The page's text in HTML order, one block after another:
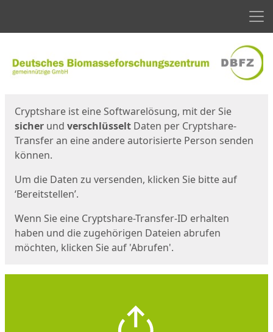
Cryptshare ist eine Softwarelösung, mit der Sie
sicher und verschlüsselt Daten per Cryptshare-
Transfer an eine andere autorisierte Person senden
können.
Um die Daten zu versenden, klicken Sie bitte auf
‘Bereitstellen’.
Wenn Sie eine Cryptshare-Transfer-ID erhalten
haben und die zugehörigen Dateien abrufen
möchten, klicken Sie auf 'Abrufen'.